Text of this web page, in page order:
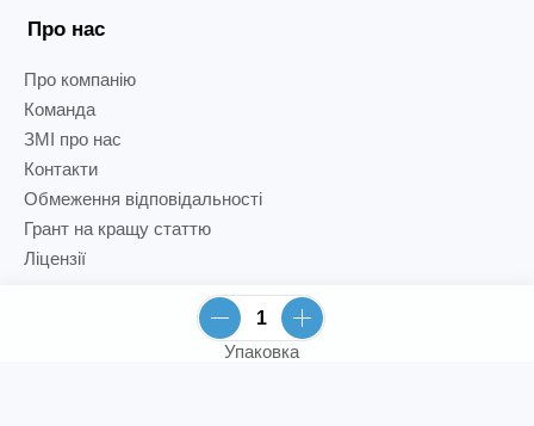
Упаковка
Про нас
Про компанію
Команда
ЗМІ про нас
Контакти
Обмеження відповідальності
Грант на кращу статтю
Ліцензії